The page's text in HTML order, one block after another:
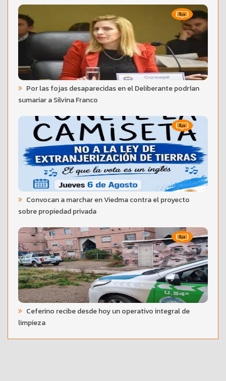
Por las fojas desaparecidas en el Deliberante podrían
sumariar a Silvina Franco
Convocan a marchar en Viedma contra el proyecto
sobre propiedad privada
Ceferino recibe desde hoy un operativo integral de
limpieza